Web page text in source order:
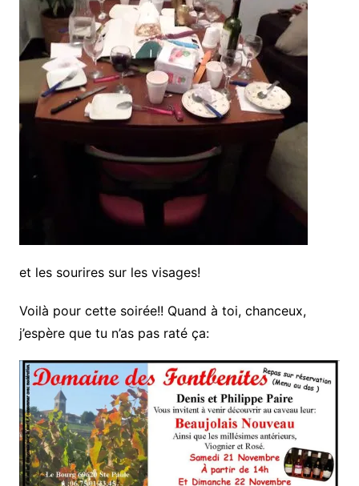
et les sourires sur les visages!
Voilà pour cette soirée!! Quand à toi, chanceux,
j’espère que tu n’as pas raté ça: